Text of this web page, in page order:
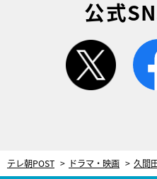
公式
twitter
テレ朝POST ドラマ・映画